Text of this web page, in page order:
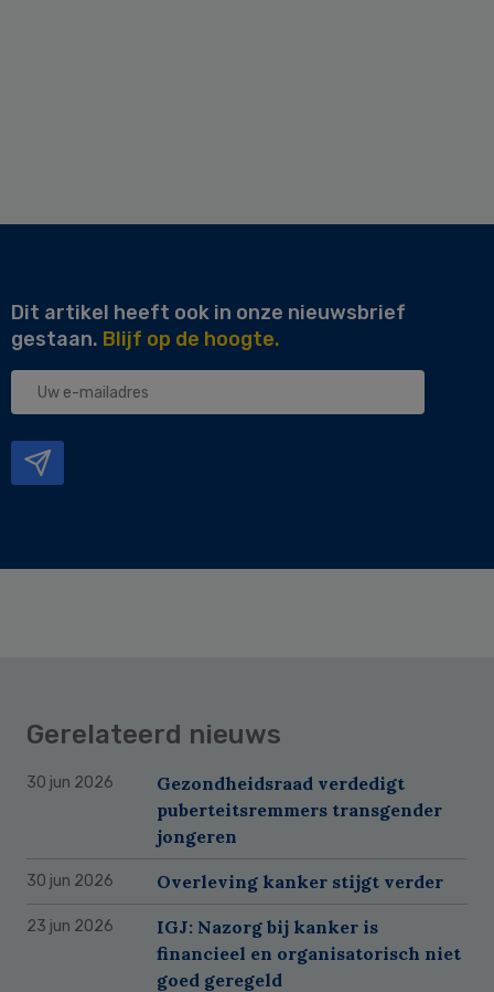
Dit artikel heeft ook in onze nieuwsbrief
gestaan. Blijf op de hoogte.
Uw
Gerelateerd nieuws
30 jun 2026
Gezondheidsraad verdedigt
puberteitsremmers transgender
jongeren
30 jun 2026 Overleving kanker stijgt verder
23 jun 2026
IGJ: Nazorg bij kanker is
financieel en organisatorisch niet
goed geregeld